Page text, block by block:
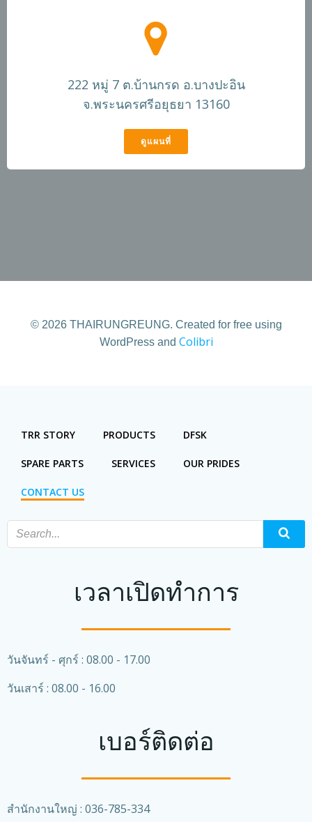
222 หมู่ 7 ต.บ้านกรด อ.บางปะอิน
จ.พระนครศรีอยุธยา 13160
ดูแผนที่
© 2026 THAIRUNGREUNG. Created for free using
WordPress and Colibri
TRR STORY PRODUCTS DFSK
SPARE PARTS SERVICES OUR PRIDES
CONTACT US
เวลาเปิดทำการ
วันจันทร์ - ศุกร์ : 08.00 - 17.00
วันเสาร์ : 08.00 - 16.00
เบอร์ติดต่อ
สำนักงานใหญ่ : 036-785-334